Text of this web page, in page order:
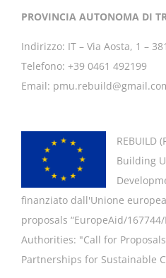
PROVINCIA AUTONOMA DI
Indirizzo: IT – Via Aosta, 1 –
Telefono: +39 0461 492199
Email:
REBUILD (
Building
finanziato dall'Unione
proposals “EuropeAid/
Authorities: "Call for
Partnerships for Sustainable